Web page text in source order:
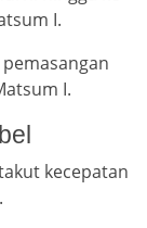
I.
I.
kecepatan